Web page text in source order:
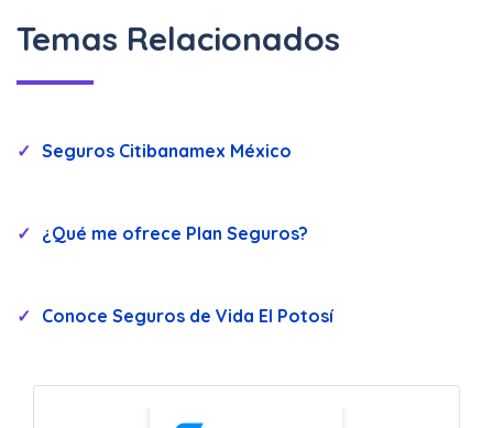
Temas Relacionados
Seguros Citibanamex México
¿Qué me ofrece Plan Seguros?
Conoce Seguros de Vida El Potosí